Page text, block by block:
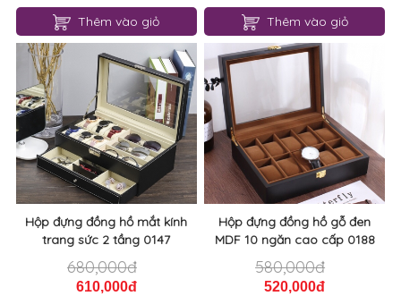
Thêm vào giỏ Thêm vào giỏ
Hộp đựng đồng hồ mắt kính
trang sức 2 tầng 0147
680,000đ
610,000đ
Hộp đựng đồng hồ gỗ đen
MDF 10 ngăn cao cấp 0188
580,000đ
520,000đ